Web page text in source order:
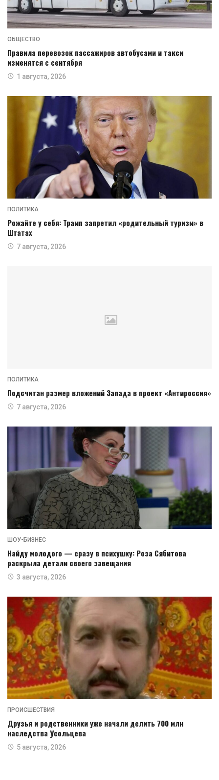
ОБЩЕСТВО
Правила перевозок пассажиров автобусами и такси
изменятся с сентября
1 августа, 2026
ПОЛИТИКА
Рожайте у себя: Трамп запретил «родительный туризм» в
Штатах
7 августа, 2026
ПОЛИТИКА
Подсчитан размер вложений Запада в проект «Антироссия»
7 августа, 2026
ШОУ-БИЗНЕС
Найду молодого — сразу в психушку: Роза Сябитова
раскрыла детали своего завещания
3 августа, 2026
ПРОИСШЕСТВИЯ
Друзья и родственники уже начали делить 700 млн
наследства Усольцева
5 августа, 2026